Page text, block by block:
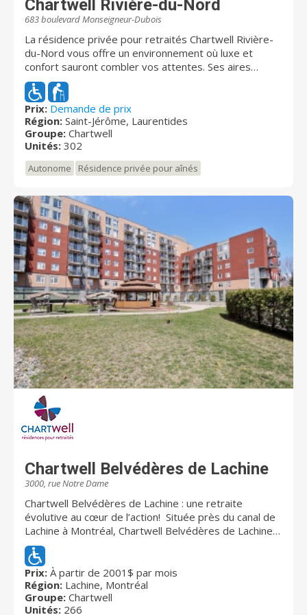
environ 3 000 employés. Pour de plus amples
renseignements, visitez chartwell.com
Chartwell Rivière-du-Nord
683 boulevard Monseigneur-Dubois
La résidence privée pour retraités Chartwell Rivière-
du-Nord vous offre un environnement où luxe et
confort sauront combler vos attentes. Ses aires
communes modernes vous offriront une panoplie
d’activités pour agrémenter vos journées. Dès votre
arrivée, vous vous sentirez chez vous grâce à
l’ambiance accueillante et à l’amabilité de notre équipe.
Prix: Demande de prix
Région: Saint-Jérôme, Laurentides
Groupe: Chartwell
Unités: 302
Autonome Résidence privée pour aînés
Chartwell Belvédères de Lachine
3000, rue Notre Dame
Chartwell Belvédères de Lachine : une retraite
évolutive au cœur de l’action! Située près du canal de
Lachine à Montréal, Chartwell Belvédères de Lachine
donne accès à un îlot de verdure aux charmes
riverains, tout en étant à proximité des commodités
pratiques des environs. La résidence offre un vaste
choix d’appartements pour les retraités autonomes,
allant du studio au 4 ½, assorti d’une gamme de soins
Prix: À partir de 2001$ par mois
Région: Lachine, Montréal
Groupe: Chartwell
Unités: 266